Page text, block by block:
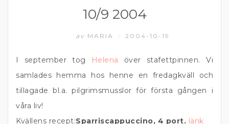
10/9 2004
av MARIA 2004-10-19
I september tog Helena över stafettpinnen. Vi
samlades hemma hos henne en fredagkväll och
tillagade bl.a. pilgrimsmusslor för första gången i
våra liv!
Kvällens recept:Sparriscappuccino, 4 port. länk